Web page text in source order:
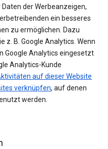
der Werbeanzeigen,
ein besseres
zu ermöglichen. Dazu
z. B. Google Analytics. Wenn
Google Analytics eingesetzt
Analytics-Kunde
auf dieser Website
verknüpfen, auf denen
werden.